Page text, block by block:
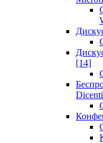
[14]